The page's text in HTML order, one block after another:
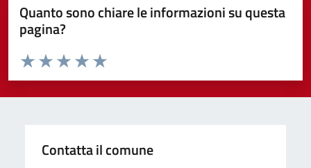
Quanto sono chiare le informazioni su questa
pagina?
Domanda
Valuta da 1 a 5 stelle la pagina
Valuta 5 stelle su 5
Valuta 4 stelle su 5
Valuta 3 stelle su 5
Valuta 2 stelle su 5
Valuta 1 stelle su 5
Contatta il comune